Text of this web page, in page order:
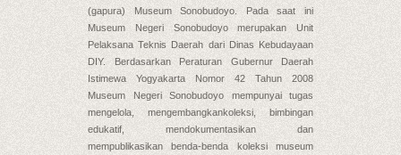
(gapura) Museum Sonobudoyo. Pada saat ini
Museum Negeri Sonobudoyo merupakan Unit
Pelaksana Teknis Daerah dari Dinas Kebudayaan
DIY. Berdasarkan Peraturan Gubernur Daerah
Istimewa Yogyakarta Nomor 42 Tahun 2008
Museum Negeri Sonobudoyo mempunyai tugas
mengelola, mengembangkankoleksi, bimbingan
edukatif, mendokumentasikan dan
mempublikasikan benda-benda koleksi museum